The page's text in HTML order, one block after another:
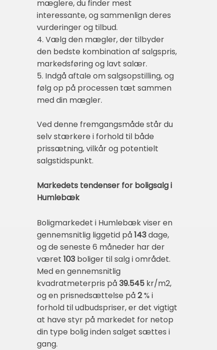
mæglere, du finder mest
interessante, og sammenlign deres
vurderinger og tilbud.
4. Vælg den mægler, der tilbyder
den bedste kombination af salgspris,
markedsføring og lavt salær.
5. Indgå aftale om salgsopstilling, og
følg op på processen tæt sammen
med din mægler.
Ved denne fremgangsmåde står du
selv stærkere i forhold til både
prissætning, vilkår og potentielt
salgstidspunkt.
Markedets tendenser for boligsalg i
Humlebæk
Boligmarkedet i Humlebæk viser en
gennemsnitlig liggetid på143dage,
og de seneste 6 måneder har der
været 103 boliger til salg i området.
Med en gennemsnitlig
kvadratmeterpris på39.545 kr/m2,
og en prisnedsættelse på2% i
forhold til udbudspriser, er det vigtigt
at have styr på markedet for netop
din type bolig inden salget sættes i
gang.